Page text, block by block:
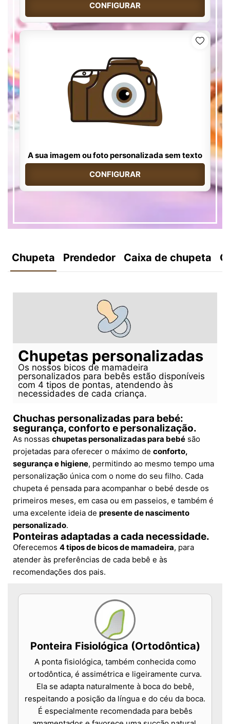
CONFIGURAR
A sua imagem ou foto personalizada sem texto
CONFIGURAR
Chupeta Prendedor Caixa de chupeta
Chupetas personalizadas
Os nossos bicos de mamadeira
personalizados para bebês estão disponíveis
com 4 tipos de pontas, atendendo às
necessidades de cada criança.
Chuchas personalizadas para bebé:
segurança, conforto e personalização.
As nossas chupetas personalizadas para bebé são
projetadas para oferecer o máximo de conforto,
segurança e higiene, permitindo ao mesmo tempo uma
personalização única com o nome do seu filho. Cada
chupeta é pensada para acompanhar o bebé desde os
primeiros meses, em casa ou em passeios, e também é
uma excelente ideia de presente de nascimento
personalizado.
Ponteiras adaptadas a cada necessidade.
Oferecemos 4 tipos de bicos de mamadeira, para
atender às preferências de cada bebê e às
recomendações dos pais.
Ponteira Fisiológica (Ortodôntica)
A ponta fisiológica, também conhecida como
ortodôntica, é assimétrica e ligeiramente curva.
Ela se adapta naturalmente à boca do bebê,
respeitando a posição da língua e do céu da boca.
É especialmente recomendada para bebês